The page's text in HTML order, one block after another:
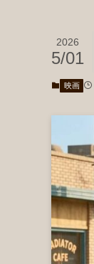
2026
5/01
映画